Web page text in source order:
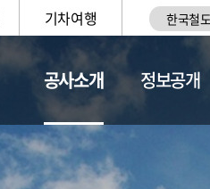
기차여행 한국철
공사소개
일반현황
정보공개